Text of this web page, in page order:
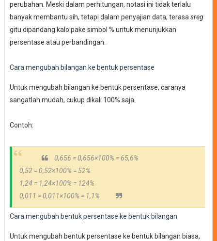
perubahan. Meski dalam perhitungan, notasi ini tidak terlalu
banyak membantu sih, tetapi dalam penyajian data, terasa sreg
gitu dipandang kalo pake simbol % untuk menunjukkan
persentase atau perbandingan.
Cara mengubah bilangan ke bentuk persentase
Untuk mengubah bilangan ke bentuk persentase, caranya
sangatlah mudah, cukup dikali 100% saja.
Contoh:
0,656 = 0,656×100% = 65,6%
0,52 = 0,52×100% = 52%
1,24 = 1,24×100% = 124%
0,011 = 0,011×100% = 1,1%
Cara mengubah bentuk persentase ke bentuk bilangan
Untuk mengubah bentuk persentase ke bentuk bilangan biasa,